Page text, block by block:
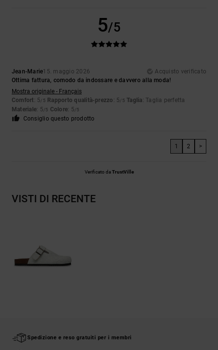
5/5
Jean-Marie15. maggio 2026
Acquisto verificato
Ottima fattura, comodo da indossare e davvero alla moda!
Mostra originale - Français
Comfort: 5/5 Rapporto qualità-prezzo : 5/5 Taglia: Taglia perfetta
Materiale: 5/5 Colore: 5/5
Consiglio questo prodotto
1 2 >
Verificato daTrustVille
VISTI DI RECENTE
Spedizione e reso gratuiti per i membri